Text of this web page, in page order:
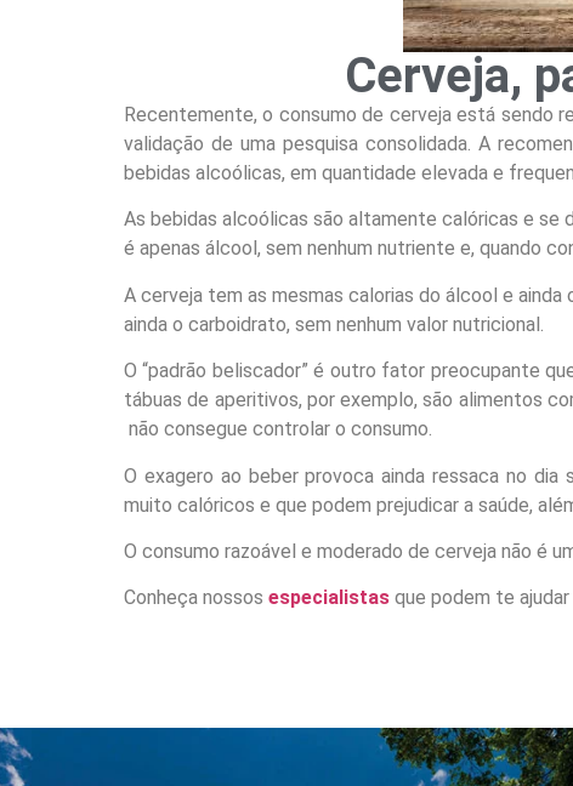
Cerveja,
Recentemente, o consumo de cerveja está sendo
validação de uma pesquisa consolidada. A
bebidas alcoólicas, em quantidade elevada e
As bebidas alcoólicas são altamente calóricas e se
é apenas álcool, sem nenhum nutriente e, quando
A cerveja tem as mesmas calorias do álcool e
ainda o carboidrato, sem nenhum valor nutricional.
O “padrão beliscador” é outro fator preocupante
tábuas de aperitivos, por exemplo, são alimentos
não consegue controlar o consumo.
O exagero ao beber provoca ainda ressaca no
muito calóricos e que podem prejudicar a saúde,
O consumo razoável e moderado de cerveja não é
Conheça nossos especialistas que podem te